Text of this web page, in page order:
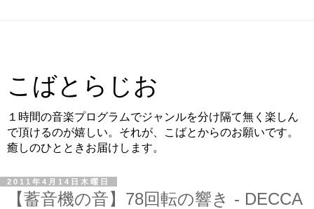
こばとらじお
１時間の音楽プログラムでジャンルを分け隔て無く楽しん
で頂けるのが嬉しい。それが、こばとからのお願いです。
癒しのひとときお届けします。
2011年4月14日木曜日
【蓄音機の音】78回転の響き - DECCA